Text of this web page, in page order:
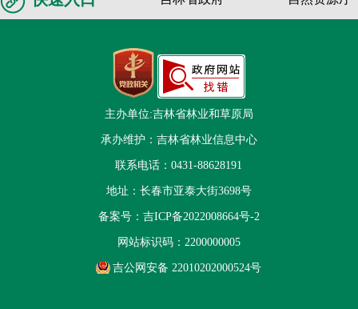
主办单位:吉林省林业和草原局
承办维护：吉林省林业信息中心
联系电话：0431-88628191
地址：长春市亚泰大街3698号
备案号： 吉ICP备2022008664号-2
网站标识码：2200000005
吉公网安备 22010202000524号